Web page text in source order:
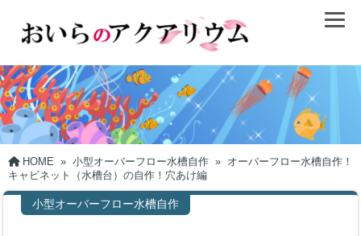
HOME » 小型オーバーフロー水槽自作 » オーバーフロー水槽自作！
キャビネット（水槽台）の自作！穴あけ編
小型オーバーフロー水槽自作